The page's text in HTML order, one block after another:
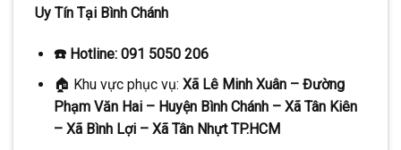
Uy Tín Tại Bình Chánh
☎️ Hotline: 091 5050 206
🏠 Khu vực phục vụ: Xã Lê Minh Xuân – Đường
Phạm Văn Hai – Huyện Bình Chánh – Xã Tân Kiên
– Xã Bình Lợi – Xã Tân Nhựt TP.HCM